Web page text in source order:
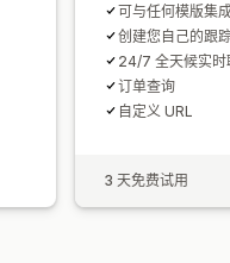
可与任何模版集
创建您自己的跟
24/7 全天候实时
订单查询
自定义 URL
3 天免费试用